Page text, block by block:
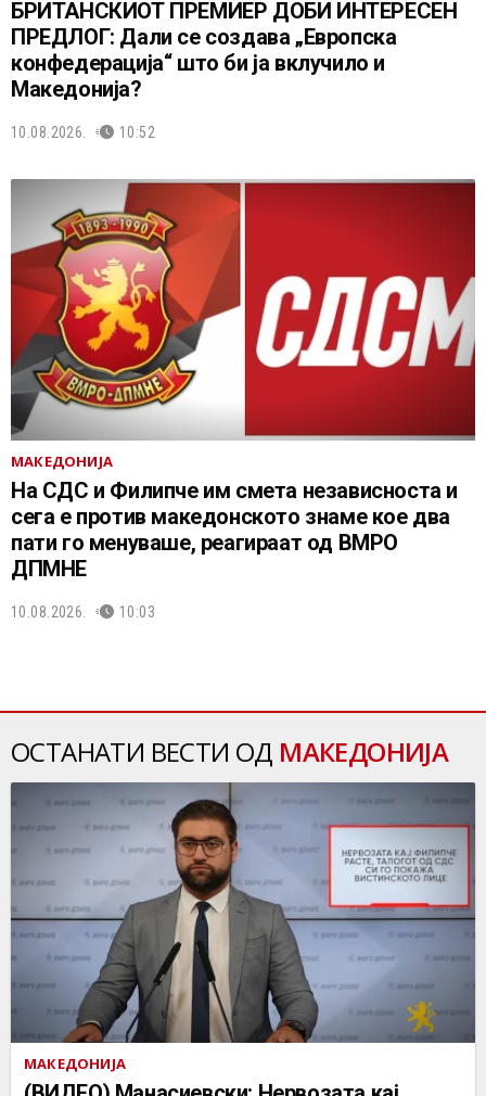
БРИТАНСКИОТ ПРЕМИЕР ДОБИ ИНТЕРЕСЕН
ПРЕДЛОГ: Дали се создава „Европска
конфедерација“ што би ја вклучило и
Македонија?
10.08.2026. 10:52
МАКЕДОНИЈА
На СДС и Филипче им смета независноста и
сега е против македонското знаме кое два
пати го менуваше, реагираат од ВМРО
ДПМНЕ
10.08.2026. 10:03
ОСТАНАТИ ВЕСТИ ОД МАКЕДОНИЈА
МАКЕДОНИЈА